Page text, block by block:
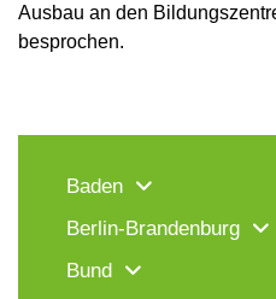
Ausbau an den
besprochen.
Baden
Berlin-Brandenburg
Bund